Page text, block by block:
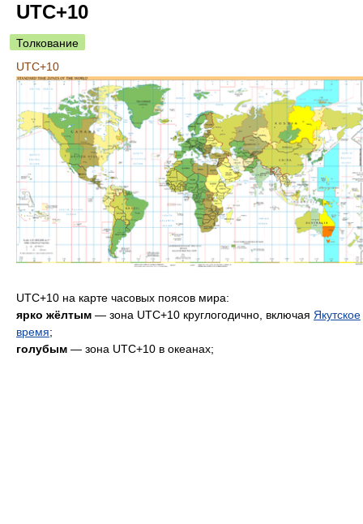
UTC+10
Толкование
UTC+10
UTC+10 на карте часовых поясов мира:
ярко жёлтым — зона UTC+10 круглогодично, включая Якутское
время;
голубым — зона UTC+10 в океанах;